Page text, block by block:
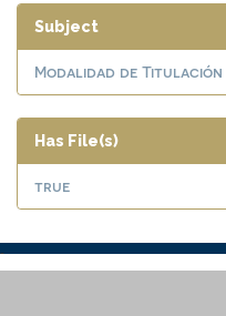
Subject
Modalidad de Titulación
Has File(s)
true